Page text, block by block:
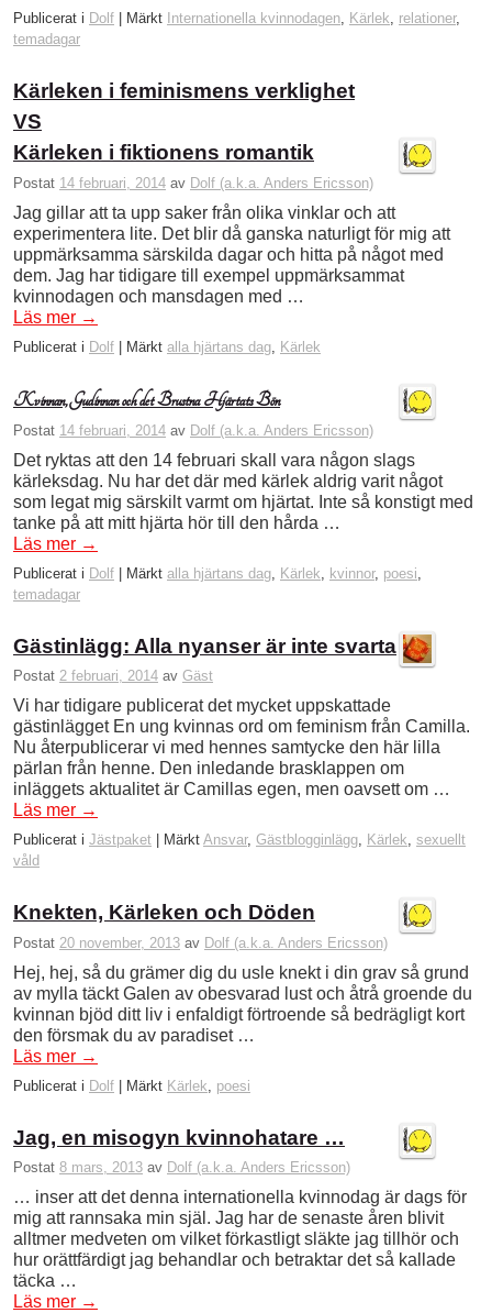
Publicerat i Dolf Märkt Internationella kvinnodagen, Kärlek, relationer,
temadagar
Kärleken i feminismens verklighet
VS
Kärleken i fiktionens romantik
Postat 14 februari, 2014 av Dolf (a.k.a. Anders Ericsson)
Jag gillar att ta upp saker från olika vinklar och att
experimentera lite. Det blir då ganska naturligt för mig att
uppmärksamma särskilda dagar och hitta på något med
dem. Jag har tidigare till exempel uppmärksammat
kvinnodagen och mansdagen med …
Läs mer →
Publicerat i Dolf | Märkt alla hjärtans dag Kärlek
Kvinnan, Gudinnan och det Brustna Hjärtats Bön
Postat 14 februari, 2014 av Dolf (a.k.a. Anders Ericsson)
Det ryktas att den 14 februari skall vara någon slags
kärleksdag. Nu har det där med kärlek aldrig varit något
som legat mig särskilt varmt om hjärtat. Inte så konstigt med
tanke på att mitt hjärta hör till den hårda …
Läs mer →
Publicerat i Dolf Märkt alla hjärtans dag Kärlek kvinnor, poesi
temadagar
Gästinlägg: Alla nyanser är inte svarta
Postat 2 februari, 2014 av Gäst
Vi har tidigare publicerat det mycket uppskattade
gästinlägget En ung kvinnas ord om feminism från Camilla.
Nu återpublicerar vi med hennes samtycke den här lilla
pärlan från henne. Den inledande brasklappen om
inläggets aktualitet är Camillas egen, men oavsett om …
Läs mer →
Publicerat i Jästpaket Märkt Ansvar, Gästblogginlägg, Kärlek, sexuellt
våld
Knekten, Kärleken och Döden
Postat 20 november, 2013 av Dolf (a.k.a. Anders Ericsson)
Hej, hej, så du grämer dig du usle knekt i din grav så grund
av mylla täckt Galen av obesvarad lust och åtrå groende du
kvinnan bjöd ditt liv i enfaldigt förtroende så bedrägligt kort
den försmak du av paradiset …
Läs mer →
Publicerat i Dolf Märkt Kärlek poesi
Jag, en misogyn kvinnohatare …
Postat 8 mars, 2013 av Dolf (a.k.a. Anders Ericsson)
… inser att det denna internationella kvinnodag är dags för
mig att rannsaka min själ. Jag har de senaste åren blivit
alltmer medveten om vilket förkastligt släkte jag tillhör och
hur orättfärdigt jag behandlar och betraktar det så kallade
täcka …
Läs mer →